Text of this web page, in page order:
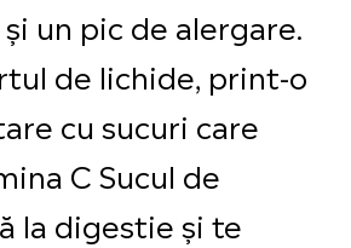
un pic de alergare.
de lichide, print-o
cu sucuri care
C Sucul de
la digestie și te